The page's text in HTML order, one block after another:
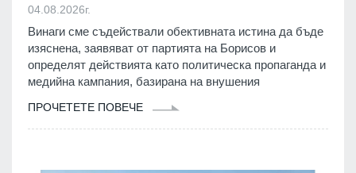
04.08.2026г.
Винаги сме съдействали обективната истина да бъде
изяснена, заявяват от партията на Борисов и
определят действията като политическа пропаганда и
медийна кампания, базирана на внушения
ПРОЧЕТЕТЕ ПОВЕЧЕ